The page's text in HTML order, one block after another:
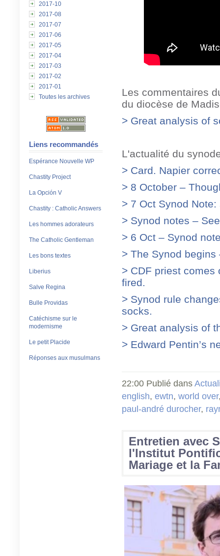
2017-10
2017-08
2017-07
2017-06
2017-05
2017-04
2017-03
2017-02
2017-01
Toutes les archives
Liens recommandés
Espérance Nouvelle WP
Chastity Project
La Opción V
Chastity : Catholic Answers
Les hommes adorateurs
The Catholic Gentleman
Les bons textes
Liberius
Salve Regina
Bulle Providas
Catéchisme sur le
modernisme
Le petit Placide
Réponses aux musulmans
Les commentaires
du diocèse de
> Great analysis of
L'actualité du
> Card. Napier
> 8 October –
> 7 Oct Synod
> Synod notes –
> 6 Oct – Synod
> The Synod begins
> CDF priest comes
fired.
> Synod rule
socks.
> Great analysis of
> Edward Pentin’s
22:00 Publié dans
english, ewtn, world over
paul-andré durocher,
Entretien avec
l'Institut
Mariage et la